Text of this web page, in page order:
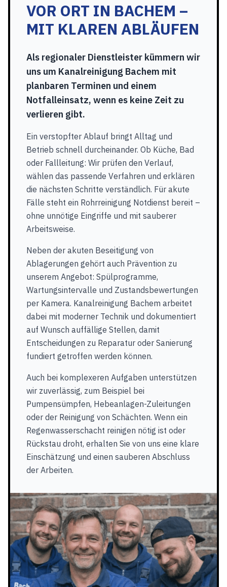
VOR ORT IN BACHEM –
MIT KLAREN ABLÄUFEN
Als regionaler Dienstleister kümmern wir
uns um Kanalreinigung Bachem mit
planbaren Terminen und einem
Notfalleinsatz, wenn es keine Zeit zu
verlieren gibt.
Ein verstopfter Ablauf bringt Alltag und
Betrieb schnell durcheinander. Ob Küche, Bad
oder Fallleitung: Wir prüfen den Verlauf,
wählen das passende Verfahren und erklären
die nächsten Schritte verständlich. Für akute
Fälle steht ein Rohrreinigung Notdienst bereit –
ohne unnötige Eingriffe und mit sauberer
Arbeitsweise.
Neben der akuten Beseitigung von
Ablagerungen gehört auch Prävention zu
unserem Angebot: Spülprogramme,
Wartungsintervalle und Zustandsbewertungen
per Kamera. Kanalreinigung Bachem arbeitet
dabei mit moderner Technik und dokumentiert
auf Wunsch auffällige Stellen, damit
Entscheidungen zu Reparatur oder Sanierung
fundiert getroffen werden können.
Auch bei komplexeren Aufgaben unterstützen
wir zuverlässig, zum Beispiel bei
Pumpensümpfen, Hebeanlagen-Zuleitungen
oder der Reinigung von Schächten. Wenn ein
Regenwasserschacht reinigen nötig ist oder
Rückstau droht, erhalten Sie von uns eine klare
Einschätzung und einen sauberen Abschluss
der Arbeiten.